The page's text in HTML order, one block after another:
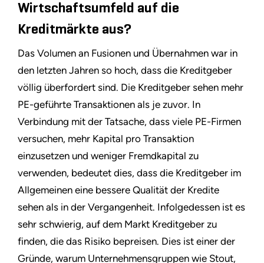
Wirtschaftsumfeld auf die
Kreditmärkte aus?
Das Volumen an Fusionen und Übernahmen war in
den letzten Jahren so hoch, dass die Kreditgeber
völlig überfordert sind. Die Kreditgeber sehen mehr
PE-geführte Transaktionen als je zuvor. In
Verbindung mit der Tatsache, dass viele PE-Firmen
versuchen, mehr Kapital pro Transaktion
einzusetzen und weniger Fremdkapital zu
verwenden, bedeutet dies, dass die Kreditgeber im
Allgemeinen eine bessere Qualität der Kredite
sehen als in der Vergangenheit. Infolgedessen ist es
sehr schwierig, auf dem Markt Kreditgeber zu
finden, die das Risiko bepreisen. Dies ist einer der
Gründe, warum Unternehmensgruppen wie Stout,